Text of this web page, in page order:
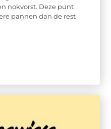
nokvorst. Deze punt
pannen dan de rest